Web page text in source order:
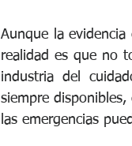
Aunque la
realidad es que no
industria del
siempre
las emergencias